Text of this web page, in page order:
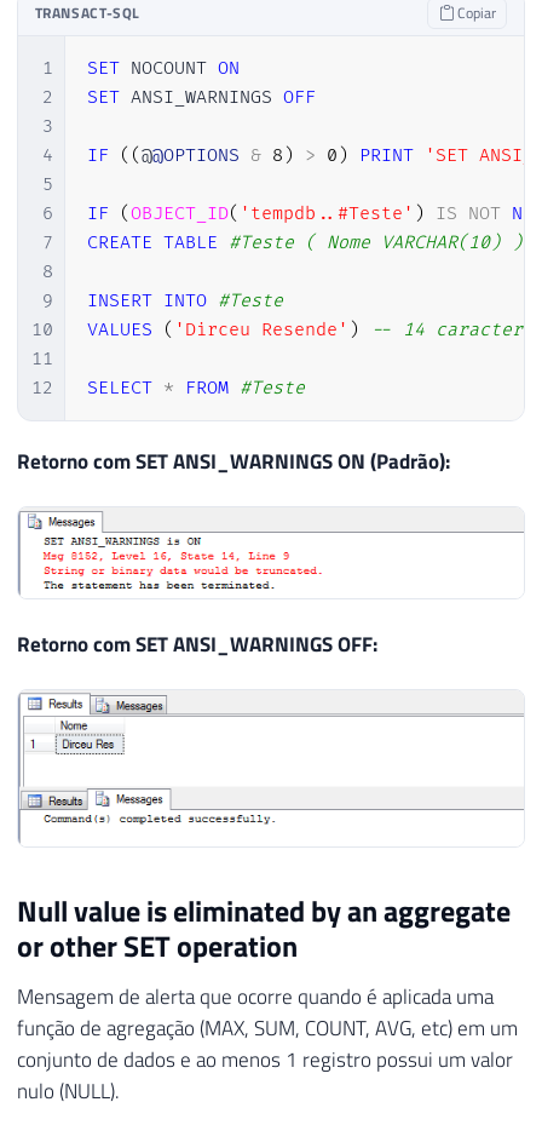
TRANSACT-SQL Copiar
1
2
3
4
5
6
7
8
9
10
11
12
SET NOCOUNT ON
SET ANSI_WARNINGS OFF
IF ( (@@OPTIONS & 8 ) > 0 ) PRINT 'SET
IF (OBJECT_ID( 'tempdb..#Teste' ) IS NOT
CREATE TABLE #Teste ( Nome VARCHAR(10) )
INSERT INTO #Teste
VALUES
( 'Dirceu Resende' ) -- 14
SELECT * FROM #Teste
Retorno com SET ANSI_WARNINGS ON (Padrão):
Retorno com SET ANSI_WARNINGS OFF:
Null value is eliminated by an aggregate
or other SET operation
Mensagem de alerta que ocorre quando é aplicada uma
função de agregação (MAX, SUM, COUNT, AVG, etc) em um
conjunto de dados e ao menos 1 registro possui um valor
nulo (NULL).